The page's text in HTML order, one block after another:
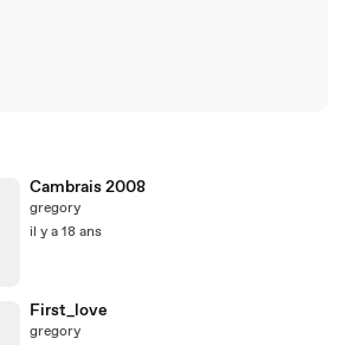
Cambrais 2008
gregory
il y a 18 ans
First_love
gregory